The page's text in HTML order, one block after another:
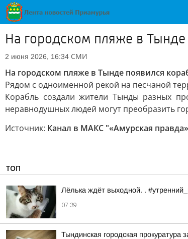
На городском пляже в
2 июня 2026, 16:34 СМИ
На городском пляже в Тынде появился
Рядом с одноименной рекой на песчаной
Корабль создали жители Тынды разных
неравнодушных людей могут преобразить
Источник: Канал в МАКС "«Амурская
ТОП
Лёлька ждёт выходной. .
07:39
Тындинская городская